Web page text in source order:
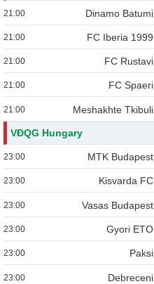
21:00 Dinamo Batumi
21:00 FC Iberia 1999
21:00 FC Rustavi
21:00 FC Spaeri
21:00 Meshakhte Tkibuli
VĐQG Hungary
23:00 MTK Budapest
23:00 Kisvarda FC
23:00 Vasas Budapest
23:00 Gyori ETO
23:00 Paksi
23:00 Debreceni